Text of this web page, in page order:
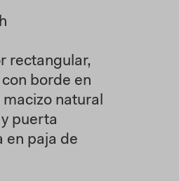
rectangular,
borde en
natural
puerta
en paja de